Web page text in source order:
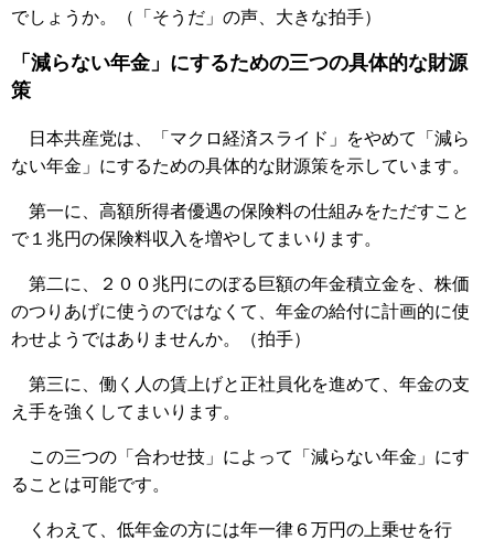
でしょうか。（「そうだ」の声、大きな拍手）
「減らない年金」にするための三つの具体的な財源
策
日本共産党は、「マクロ経済スライド」をやめて「減ら
ない年金」にするための具体的な財源策を示しています。
第一に、高額所得者優遇の保険料の仕組みをただすこと
で１兆円の保険料収入を増やしてまいります。
第二に、２００兆円にのぼる巨額の年金積立金を、株価
のつりあげに使うのではなくて、年金の給付に計画的に使
わせようではありませんか。（拍手）
第三に、働く人の賃上げと正社員化を進めて、年金の支
え手を強くしてまいります。
この三つの「合わせ技」によって「減らない年金」にす
ることは可能です。
くわえて、低年金の方には年一律６万円の上乗せを行